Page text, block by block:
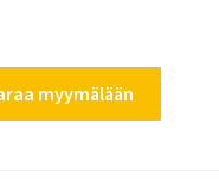
myymälään